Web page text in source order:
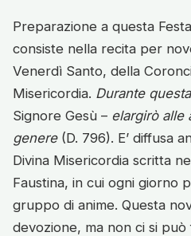
Preparazione a questa
consiste nella recita per
Venerdì Santo, della
Misericordia. Durante
Signore Gesù – elargirò alle
genere(D. 796). E’ diffusa
Divina Misericordia scritta
Faustina, in cui ogni giorno
gruppo di anime. Questa
devozione, ma non ci si può